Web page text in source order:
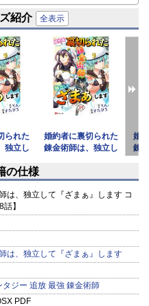
紹介 全表示
られた
独立し
婚約者に裏切られた
錬金術師は、独立し
婚
錬
next
の仕様
は、独立して『ざまぁ』します コ
】
は、独立して『ざまぁ』します
タジー 追放 最強 錬金術師
PDF